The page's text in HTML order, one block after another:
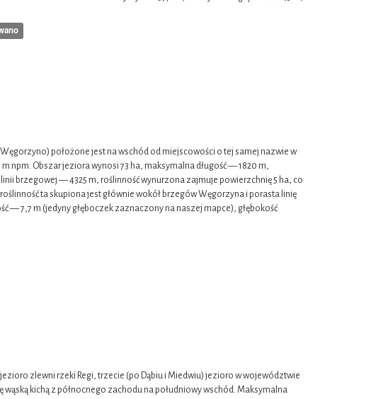
położone jest na wschód od miejscowości o tej samej nazwie w
npm. Obszar jeziora wynosi 73 ha, maksymalna długość — 1820 m,
brzegowej — 4325 m, roślinność wynurzona zajmuje powierzchnię 5 ha, co
ta skupiona jest głównie wokół brzegów Węgorzyna i porasta linię
— 7,7 m (jedyny głęboczek zaznaczony na naszej mapce), głębokość
zlewni rzeki Regi, trzecie (po Dąbiu i Miedwiu) jezioro w województwie
wąską kichą z północnego zachodu na południowy wschód. Maksymalna